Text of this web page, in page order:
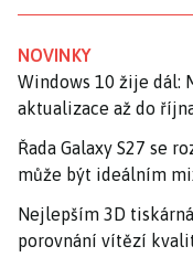
NOVINKY
Windows 10 žije dál:
aktualizace až do
Řada Galaxy S27 se
může být ideálním
Nejlepším 3D
porovnání vítězí